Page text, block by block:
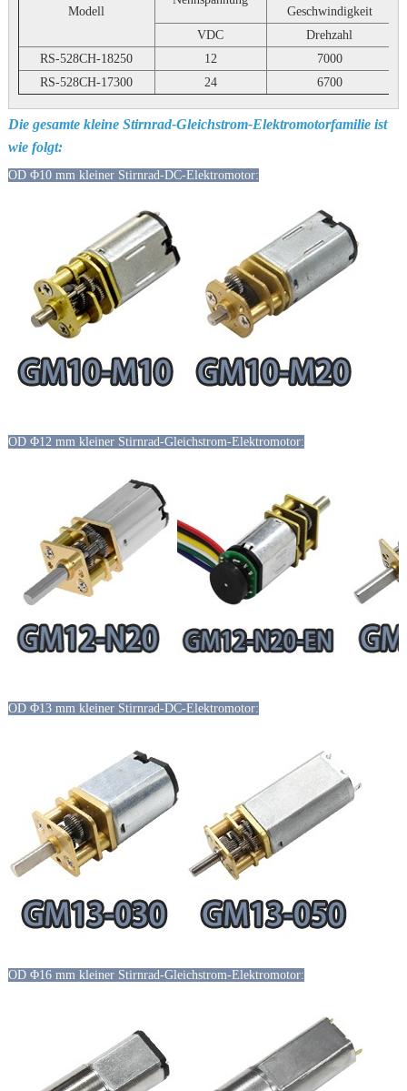
Modell
Geschwindigkeit
VDC
Drehzahl
RS-528CH-18250
12 7000
RS-528CH-17300
24 6700
Die gesamte kleine Stirnrad-Gleichstrom-Elektromotorfamilie ist
wie folgt:
OD Φ10 mm kleiner Stirnrad-DC-Elektromotor:
OD Φ12 mm kleiner Stirnrad-Gleichstrom-Elektromotor:
OD Φ13 mm kleiner Stirnrad-DC-Elektromotor:
OD Φ16 mm kleiner Stirnrad-Gleichstrom-Elektromotor: